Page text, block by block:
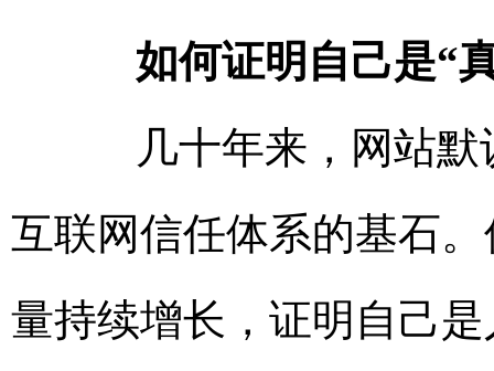
如何证明自己是“
几十年来，网站默
互联网信任体系的基石
量持续增长，证明自己